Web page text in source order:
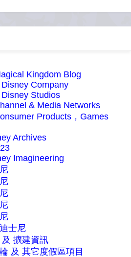
Kingdom Blog
Company
Studios
& Media Networks
Products，Games
Archives
Imagineering
士尼
擴建資訊
及 其它度假區項目